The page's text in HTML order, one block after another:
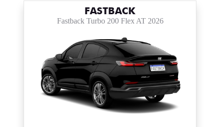
FASTBACK
Fastback Turbo 200 Flex AT 2026